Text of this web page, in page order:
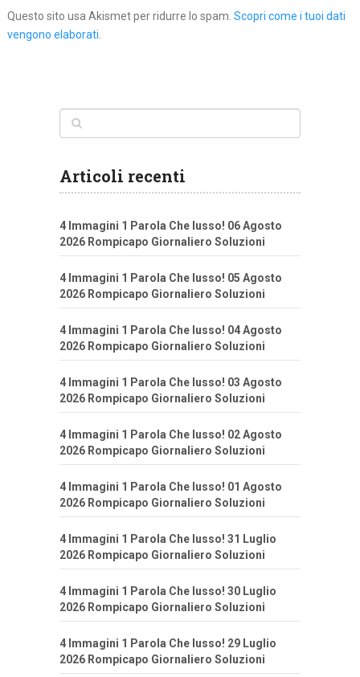
Questo sito usa Akismet per ridurre lo spam. Scopri come i tuoi dati
vengono elaborati.
Articoli recenti
4 Immagini 1 Parola Che lusso! 06 Agosto
2026 Rompicapo Giornaliero Soluzioni
4 Immagini 1 Parola Che lusso! 05 Agosto
2026 Rompicapo Giornaliero Soluzioni
4 Immagini 1 Parola Che lusso! 04 Agosto
2026 Rompicapo Giornaliero Soluzioni
4 Immagini 1 Parola Che lusso! 03 Agosto
2026 Rompicapo Giornaliero Soluzioni
4 Immagini 1 Parola Che lusso! 02 Agosto
2026 Rompicapo Giornaliero Soluzioni
4 Immagini 1 Parola Che lusso! 01 Agosto
2026 Rompicapo Giornaliero Soluzioni
4 Immagini 1 Parola Che lusso! 31 Luglio
2026 Rompicapo Giornaliero Soluzioni
4 Immagini 1 Parola Che lusso! 30 Luglio
2026 Rompicapo Giornaliero Soluzioni
4 Immagini 1 Parola Che lusso! 29 Luglio
2026 Rompicapo Giornaliero Soluzioni